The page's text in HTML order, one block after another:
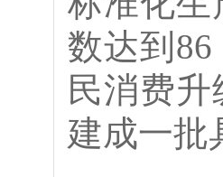
数达到
民消费
建成一批